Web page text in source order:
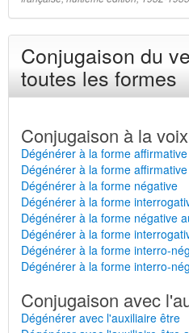
Conjugaison du
toutes les formes
Conjugaison à la
Dégénérer à la forme affirmative
Dégénérer à la forme
Dégénérer à la forme négative
Dégénérer à la forme
Dégénérer à la forme négative
Dégénérer à la forme
Dégénérer à la forme interro-
Dégénérer à la forme interro-
Conjugaison avec
Dégénérer avec l'auxiliaire être